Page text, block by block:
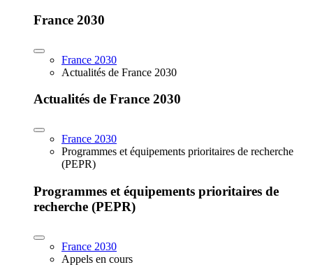
France 2030
France 2030
Actualités de France 2030
Actualités de France 2030
France 2030
Programmes et équipements prioritaires de recherche
(PEPR)
Programmes et équipements prioritaires de
recherche (PEPR)
France 2030
Appels en cours